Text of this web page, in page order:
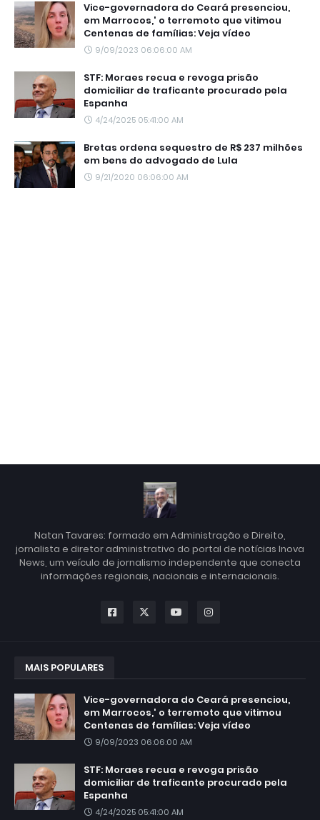
Vice-governadora do Ceará presenciou,
em Marrocos,' o terremoto que vitimou
Centenas de famílias: Veja vídeo
9/09/2023 06:06:00 AM
STF: Moraes recua e revoga prisão
domiciliar de traficante procurado pela
Espanha
4/24/2025 05:41:00 AM
Bretas ordena sequestro de R$ 237 milhões
em bens do advogado de Lula
9/21/2020 06:06:00 AM
Natan Tavares: formado em Administração e Direito,
jornalista e diretor administrativo do portal de notícias Inova
News, um veículo de jornalismo independente que conecta
informações regionais, nacionais e internacionais.
MAIS POPULARES
Vice-governadora do Ceará presenciou,
em Marrocos,' o terremoto que vitimou
Centenas de famílias: Veja vídeo
9/09/2023 06:06:00 AM
STF: Moraes recua e revoga prisão
domiciliar de traficante procurado pela
Espanha
4/24/2025 05:41:00 AM